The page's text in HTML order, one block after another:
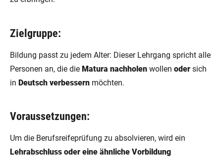
Zielgruppe:
Bildung passt zu jedem Alter: Dieser Lehrgang spricht alle
Personen an, die die Matura nachholen wollen oder sich
in Deutsch verbessern möchten.
Voraussetzungen:
Um die Berufsreifeprüfung zu absolvieren, wird ein
Lehrabschluss oder eine ähnliche Vorbildung